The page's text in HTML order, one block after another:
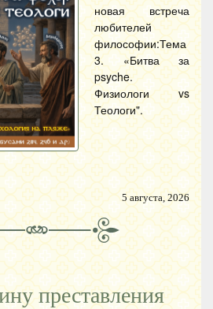
новая встреча
любителей
философии:Тема
3. «Битва за
psyche.
Физиологи vs
Теологи".
5 августа, 2026
преставления